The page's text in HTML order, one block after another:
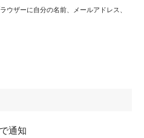
ウザーに自分の名前、メールアドレス、
通知